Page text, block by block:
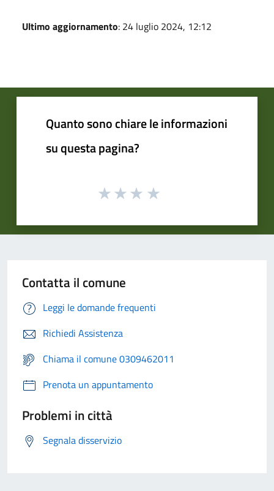
Ultimo aggiornamento: 24 luglio 2024, 12:12
Quanto sono chiare le informazioni
su questa pagina?
Contatta il comune
Leggi le domande frequenti
Richiedi Assistenza
Chiama il comune 0309462011
Prenota un appuntamento
Problemi in città
Segnala disservizio